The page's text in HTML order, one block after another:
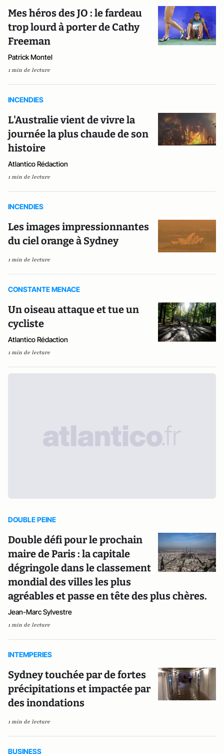
Mes héros des JO : le fardeau
trop lourd à porter de Cathy
Freeman
Patrick Montel
1 min de lecture
INCENDIES
L'Australie vient de vivre la
journée la plus chaude de son
histoire
Atlantico Rédaction
1 min de lecture
INCENDIES
Les images impressionnantes
du ciel orange à Sydney
1 min de lecture
CONSTANTE MENACE
Un oiseau attaque et tue un
cycliste
Atlantico Rédaction
1 min de lecture
DOUBLE PEINE
Double défi pour le prochain
maire de Paris : la capitale
dégringole dans le classement
mondial des villes les plus
agréables et passe en tête des plus chères.
Jean-Marc Sylvestre
1 min de lecture
INTEMPERIES
Sydney touchée par de fortes
précipitations et impactée par
des inondations
1 min de lecture
BUSINESS